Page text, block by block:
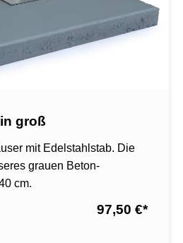
groß
mit Edelstahlstab. Die
grauen Beton-
cm.
97,50 €*